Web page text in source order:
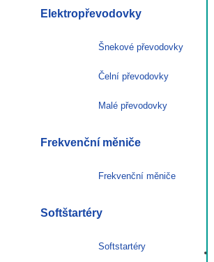
Elektropřevodovky
Šnekové převodovky
Čelní převodovky
Malé převodovky
Frekvenční měniče
Frekvenční měniče
Softštartéry
Softstartéry